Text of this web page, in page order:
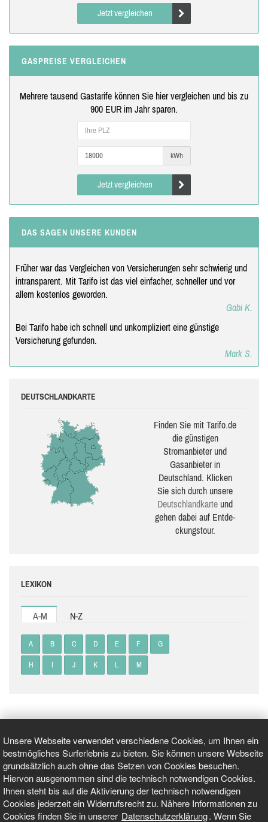
Unsere Webseite verwendet verschiedene Cookies, um Ihnen ein
bestmögliches Surferlebnis zu bieten. Sie können unsere Webseite
grundsätzlich auch ohne das Setzen von Cookies besuchen.
Hiervon ausgenommen sind die technisch notwendigen Cookies.
Ihnen steht bis auf die Aktivierung der technisch notwendigen
Cookies jederzeit ein Widerrufsrecht zu. Nähere Informationen zu
Cookies finden Sie in unserer Datenschutzerklärung. Wenn Sie
Jetzt vergleichen
GASPREISE VERGLEICHEN
Mehrere tausend Gastarife können Sie hier vergleichen und bis zu
900 EUR im Jahr sparen.
kWh
Jetzt vergleichen
DAS SAGEN UNSERE KUNDEN
Früher war das Vergleichen von Versicherungen sehr schwierig und
intransparent. Mit Tarifo ist das viel einfacher, schneller und vor
allem kostenlos geworden.
Gabi K.
Bei Tarifo habe ich schnell und unkompliziert eine günstige
Versicherung gefunden.
Mark S.
DEUTSCHLANDKARTE
Finden Sie mit Tarifo.de
die güns­ti­gen
Stromanbieter und
Gasanbieter in
Deutschland. Klicken
Sie sich durch unsere
Deutsch­land­karte und
gehen dabei auf Ent­de­
ckungs­tour.
LEXIKON
A-M N-Z
A B C D E F G
H I J K L M
GEPRÜFT UND ZERTIFIZIERT
AKTUELLE NACHRICHTEN